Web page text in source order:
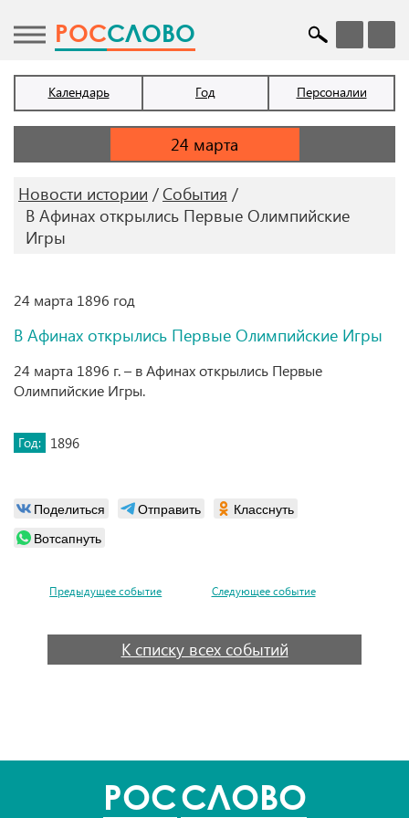
POCСЛОВО
Календарь Год Персоналии
Новости истории
События
В Афинах открылись Первые Олимпийские
Игры
24 марта 1896 год
В Афинах открылись Первые Олимпийские Игры
24 марта 1896 г. – в Афинах открылись Первые
Олимпийские Игры.
Год: 1896
Поделиться Отправить
Класснуть
Вотсапнуть
Предыдущее событие Следующее событие
К списку всех событий
POCСЛОВО